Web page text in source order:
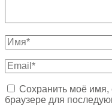
Сохранить моё имя,
браузере для